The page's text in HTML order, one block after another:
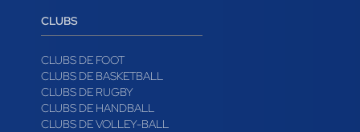
CLUBS
CLUBS DE FOOT
CLUBS DE BASKETBALL
CLUBS DE RUGBY
CLUBS DE HANDBALL
CLUBS DE VOLLEY-BALL